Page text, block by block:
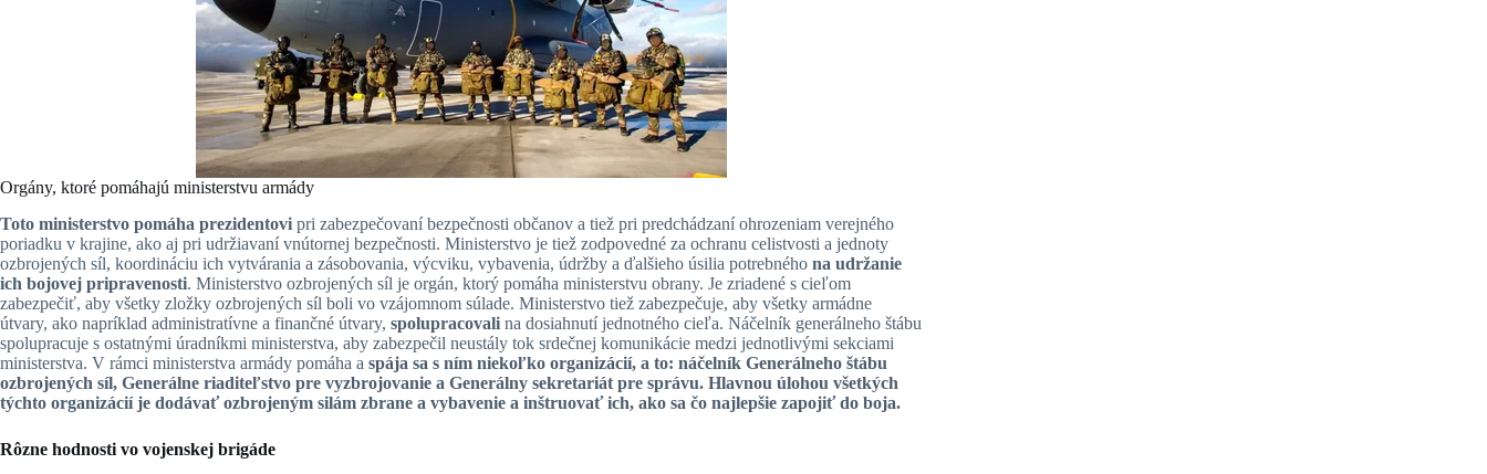
Orgány, ktoré pomáhajú ministerstvu armády
Toto ministerstvo pomáha prezidentovi pri zabezpečovaní bezpečnosti občanov a tiež pri predchádzaní ohrozeniam verejného
poriadku v krajine, ako aj pri udržiavaní vnútornej bezpečnosti. Ministerstvo je tiež zodpovedné za ochranu celistvosti a jednoty
ozbrojených síl, koordináciu ich vytvárania a zásobovania, výcviku, vybavenia, údržby a ďalšieho úsilia potrebného na udržanie
ich bojovej pripravenosti. Ministerstvo ozbrojených síl je orgán, ktorý pomáha ministerstvu obrany. Je zriadené s cieľom
zabezpečiť, aby všetky zložky ozbrojených síl boli vo vzájomnom súlade. Ministerstvo tiež zabezpečuje, aby všetky armádne
útvary, ako napríklad administratívne a finančné útvary, spolupracovali na dosiahnutí jednotného cieľa. Náčelník generálneho štábu
spolupracuje s ostatnými úradníkmi ministerstva, aby zabezpečil neustály tok srdečnej komunikácie medzi jednotlivými sekciami
ministerstva. V rámci ministerstva armády pomáha a spája sa s ním niekoľko organizácií, a to: náčelník Generálneho štábu
ozbrojených síl, Generálne riaditeľstvo pre vyzbrojovanie a Generálny sekretariát pre správu. Hlavnou úlohou všetkých
týchto organizáciíje dodávať ozbrojeným silám zbrane a vybavenie a inštruovať ich, ako sa čo najlepšie zapojiť do boja.
Rôzne hodnosti vo vojenskej brigáde